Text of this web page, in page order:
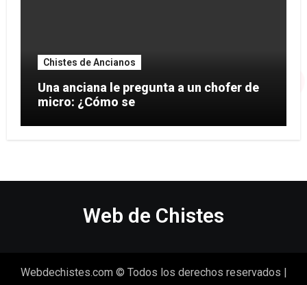
Chistes de Ancianos
Una anciana le pregunta a un chofer de
micro: ¿Cómo se
Web de Chistes
Webdechistes.com © Todos los derechos reservados